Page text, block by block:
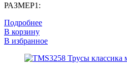
РАЗМЕР1:
Подробнее
В корзину
В избранное